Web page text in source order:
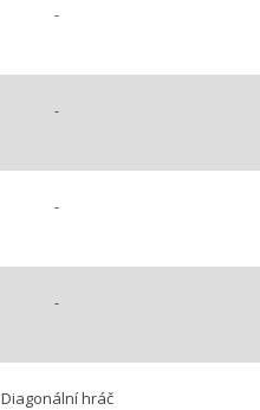
-
-
-
-
Diagonální hráč